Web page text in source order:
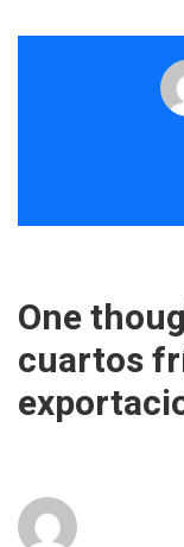
One
cuartos